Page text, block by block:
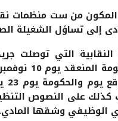
من ست منظمات
إلى تساؤل الشغيلة
التي توصلت
كذلك على النصوص
الوظيفي وشقها المادي.